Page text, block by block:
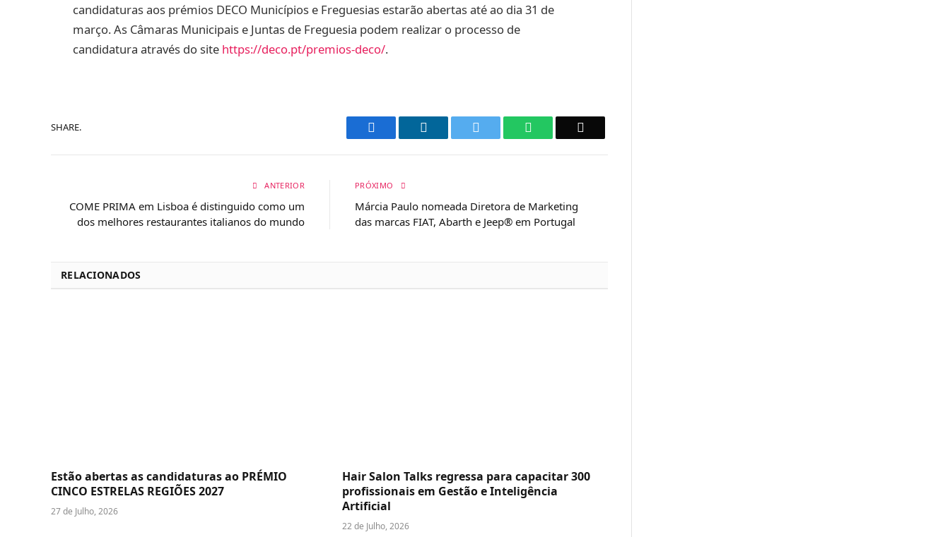
candidaturas aos prémios DECO Municípios e Freguesias estarão abertas até ao dia 31 de
março. As Câmaras Municipais e Juntas de Freguesia podem realizar o processo de
candidatura através do site https://deco.pt/premios-deco/.
SHARE. Facebook LinkedIn WhatsApp
ANTERIOR
COME PRIMA em Lisboa é distinguido como um
dos melhores restaurantes italianos do mundo
PRÓXIMO
Márcia Paulo nomeada Diretora de Marketing
das marcas FIAT, Abarth e Jeep® em Portugal
RELACIONADOS
Estão abertas as candidaturas ao PRÉMIO
CINCO ESTRELAS REGIÕES 2027
27 de Julho, 2026
Hair Salon Talks regressa para capacitar 300
profissionais em Gestão e Inteligência
Artificial
22 de Julho, 2026